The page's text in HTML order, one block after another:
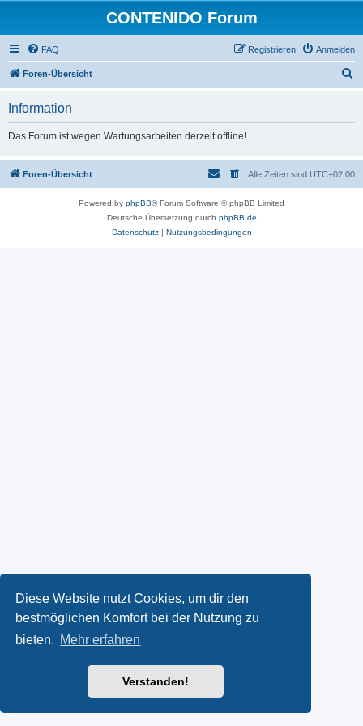
Diese Website nutzt Cookies, um dir den
bestmöglichen Komfort bei der Nutzung zu
bieten. Mehr erfahren
Verstanden!
CONTENIDO Forum
FAQ Anmelden
Registrieren
Foren-Übersicht
Information
Das Forum ist wegen Wartungsarbeiten derzeit offline!
Foren-Übersicht Alle Zeiten sind UTC+02:00
Powered by phpBB® Forum Software © phpBB Limited
Deutsche Übersetzung durch phpBB.de
Datenschutz| Nutzungsbedingungen